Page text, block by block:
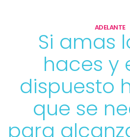
ADELANTE
Si amas
haces y
dispuesto
que se
para